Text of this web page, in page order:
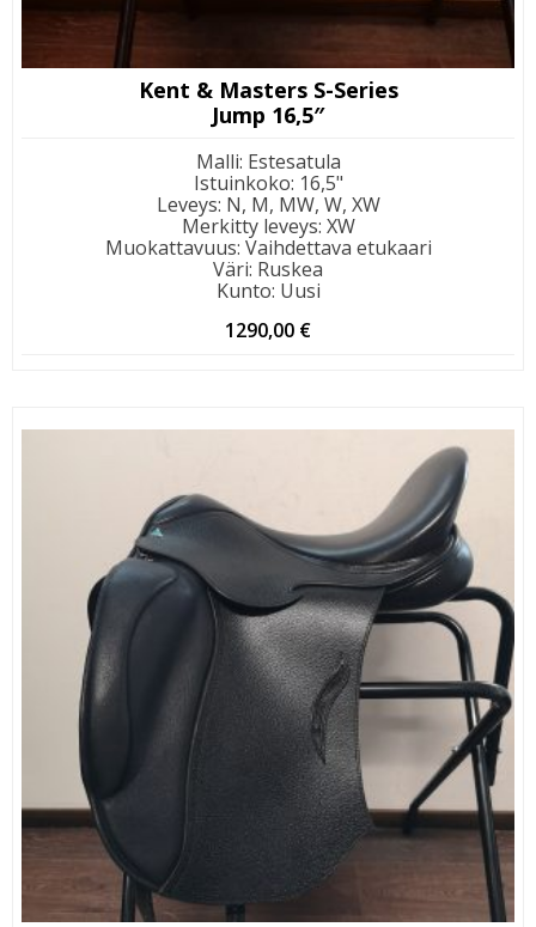
Kent & Masters S-Series
Jump 16,5″
Malli: Estesatula
Istuinkoko: 16,5"
Leveys: N, M, MW, W, XW
Merkitty leveys: XW
Muokattavuus: Vaihdettava etukaari
Väri: Ruskea
Kunto: Uusi
1290,00 €